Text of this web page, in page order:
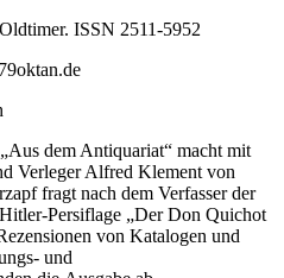
ISSN 2511-5952
dem Antiquariat“ macht mit
Verleger Alfred Klement von
fragt nach dem Verfasser der
Persiflage „Der Don Quichot
von Katalogen und
und